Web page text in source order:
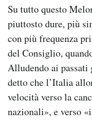
Su tutto questo
piuttosto dure, più
con più frequenza
del Consiglio,
Alludendo ai
detto che l’Italia
velocità verso la
nazionali», e verso